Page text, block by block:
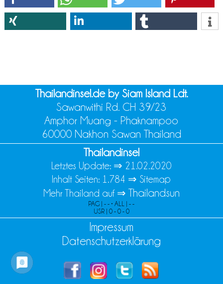
Thailandinsel.de by Siam Island Ldt.
Sawanwithi Rd. CH 39/23
Amphor Muang - Phaknampoo
60000 Nakhon Sawan Thailand
Thailandinsel
Letztes Update: ⇒ 21.02.2020
Inhalt Seiten: 1.784 ⇒ Sitemap
Mehr Thailand auf ⇒ Thailandsun
PAG | - - • ALL | - -
USR | 0 - 0 - 0
Impressum
Datenschutzerklärung